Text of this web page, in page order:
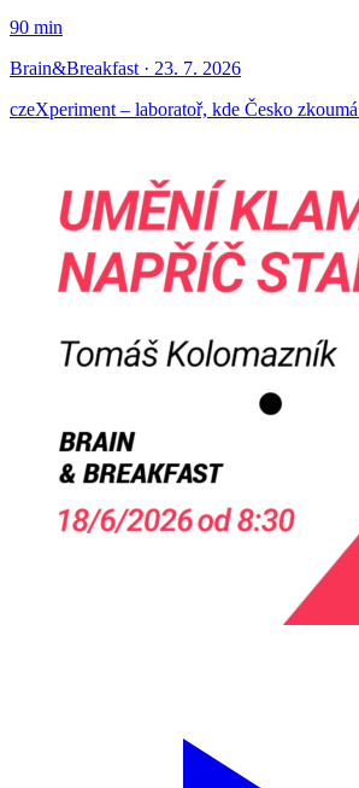
90 min
Brain&Breakfast · 23. 7. 2026
czeXperiment – laboratoř, kde Česko zkoumá